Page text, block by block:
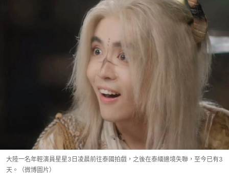
大陸一名年輕演員星星3日凌晨前往泰國拍戲，之後在泰緬邊境失聯，至今已有3
天。（微博圖片）